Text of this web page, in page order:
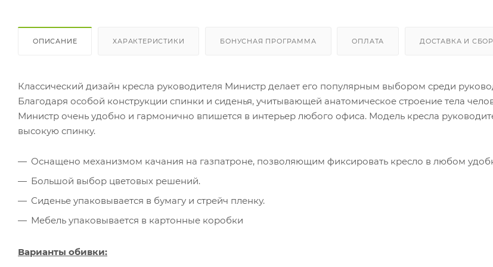
ОПИСАНИЕ ХАРАКТЕРИСТИКИ БОНУСНАЯ ПРОГРАММА ОПЛАТА ДОСТАВКА И
Классический дизайн кресла руководителя Министр делает его популярным выбором среди
Благодаря особой конструкции спинки и сиденья, учитывающей анатомическое строение тела
Министр очень удобно и гармонично впишется в интерьер любого офиса. Модель кресла
высокую спинку.
Оснащено механизмом качания на газпатроне, позволяющим фиксировать кресло в любом
Большой выбор цветовых решений.
Сиденье упаковывается в бумагу и стрейч пленку.
Мебель упаковывается в картонные коробки
Варианты обивки: